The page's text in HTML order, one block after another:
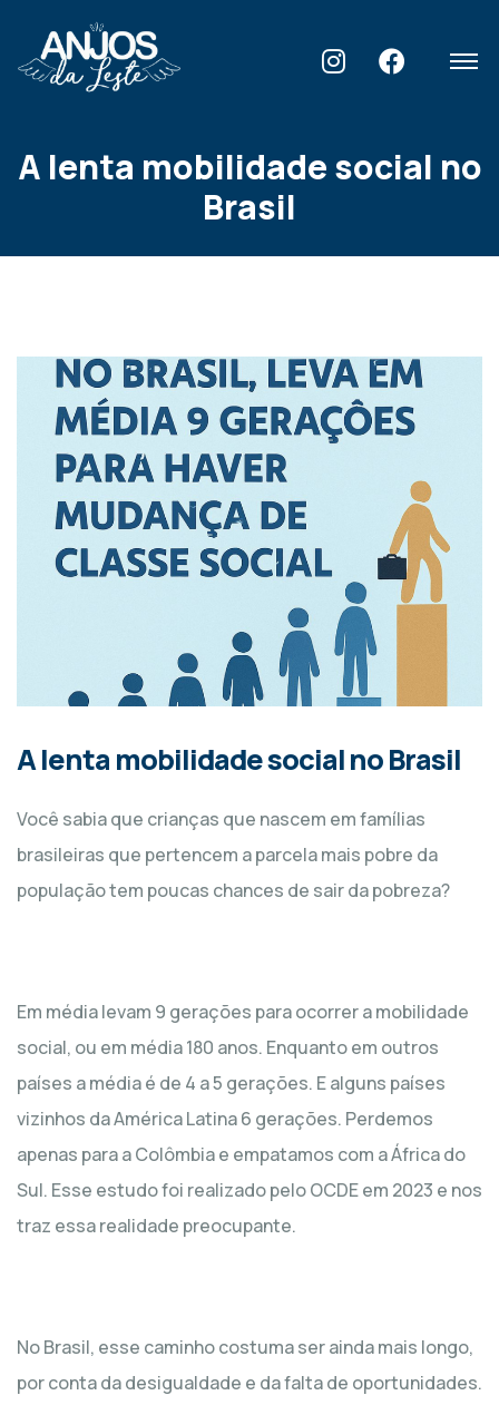
A lenta mobilidade social no
Brasil
A lenta mobilidade social no Brasil
Você sabia que crianças que nascem em famílias
brasileiras que pertencem a parcela mais pobre da
população tem poucas chances de sair da pobreza?
Em média levam 9 gerações para ocorrer a mobilidade
social, ou em média 180 anos. Enquanto em outros
países a média é de 4 a 5 gerações. E alguns países
vizinhos da América Latina 6 gerações. Perdemos
apenas para a Colômbia e empatamos com a África do
Sul. Esse estudo foi realizado pelo OCDE em 2023 e nos
traz essa realidade preocupante.
No Brasil, esse caminho costuma ser ainda mais longo,
por conta da desigualdade e da falta de oportunidades.